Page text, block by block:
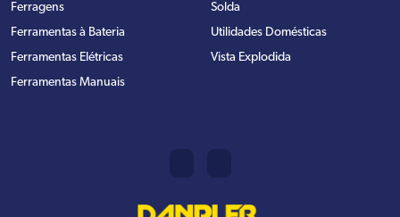
Ferragens
Ferramentas à Bateria
Ferramentas Elétricas
Ferramentas Manuais
Solda
Utilidades Domésticas
Vista Explodida